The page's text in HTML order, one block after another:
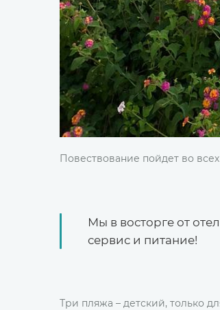
Повествование пойдет во всех
Мы в восторге от
сервис и питание!
Три пляжа – детский, только